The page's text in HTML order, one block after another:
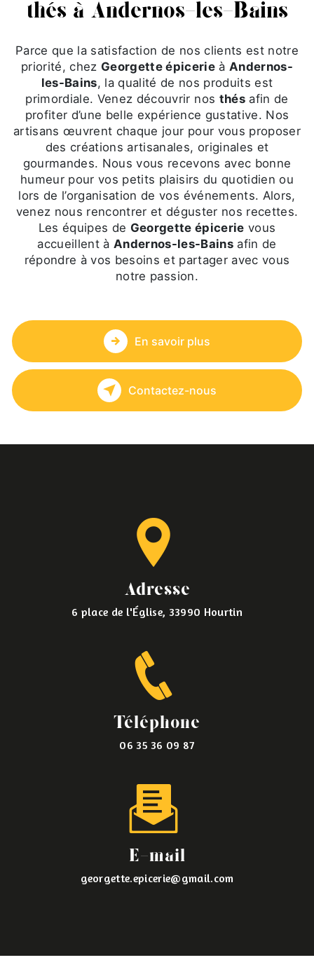
thés à Andernos-les-Bains
Parce que la satisfaction de nos clients est notre
priorité, chez Georgette épicerie àAndernos-
les-Bains, la qualité de nos produits est
primordiale. Venez découvrir nos thésafin de
profiter d’une belle expérience gustative. Nos
artisans œuvrent chaque jour pour vous proposer
des créations artisanales, originales et
gourmandes. Nous vous recevons avec bonne
humeur pour vos petits plaisirs du quotidien ou
lors de l’organisation de vos événements. Alors,
venez nous rencontrer et déguster nos recettes.
Les équipes de Georgette épicerie vous
accueillent à Andernos-les-Bains afin de
répondre à vos besoins et partager avec vous
notre passion.
En savoir plus
Contactez-nous
Adresse
6 place de l'Église, 33990 Hourtin
Téléphone
06 35 36 09 87
E-mail
georgette.epicerie@gmail.com